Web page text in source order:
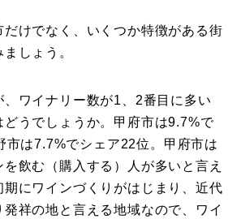
だけでなく、いくつか特徴がある街
しょう。
、ワイナリー数が1、2番目に多い
どうでしょうか。甲府市は9.7%で
市は7.7%でシェア22位。甲府市は
飲む（購入する）人が多いと言え
期にワインづくりがはじまり、近代
祥の地と言える地域なので、ワイ